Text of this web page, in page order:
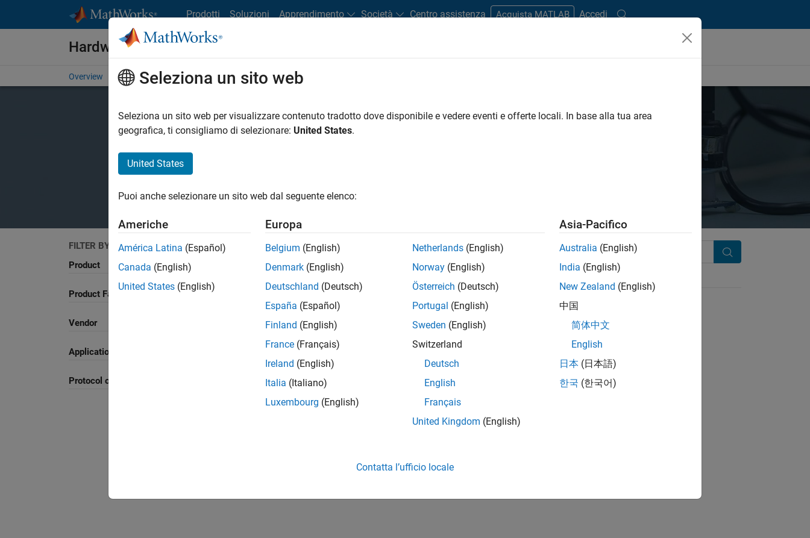
Prodotti Soluzioni Apprendimento Società Centro assistenza Acquista MATLAB Accedi
Hardware Support
Overview Search Hardware Support Request Hardware Support
Search Hardware Support
FILTER BY
Product
Product Family and Category
Vendor
Application
Protocol or Standard
Search
Seleziona un sito web
Seleziona un sito web per visualizzare contenuto tradotto dove disponibile e vedere eventi e offerte locali. In base alla tua area
geografica, ti consigliamo di selezionare: United States.
United States
Puoi anche selezionare un sito web dal seguente elenco:
Americhe
América Latina (Español)
Canada (English)
United States (English)
Europa
Belgium (English)
Denmark (English)
Deutschland (Deutsch)
España (Español)
Finland (English)
France (Français)
Ireland (English)
Italia (Italiano)
Luxembourg (English)
Netherlands (English)
Norway (English)
Österreich (Deutsch)
Portugal (English)
Sweden (English)
Switzerland
Deutsch
English
Français
United Kingdom (English)
Asia-Pacifico
Australia (English)
India (English)
New Zealand (English)
中国
简体中文
English
日本 (日本語)
한국 (한국어)
Contatta l’ufficio locale